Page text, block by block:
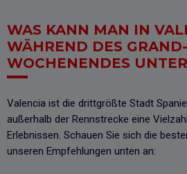
WAS KANN MAN IN
WÄHREND DES
WOCHENENDES
Valencia ist die drittgrößte Stadt
außerhalb der Rennstrecke eine
Erlebnissen. Schauen Sie sich die
unseren Empfehlungen unten an: